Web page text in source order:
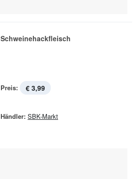
Schweinehackfleisch
Preis: € 3,99
Händler: SBK-Markt